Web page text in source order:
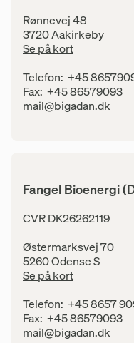
Rønnevej 48
3720 Aakirkeby
Se på kort
Kontaktinfo
Telefon: +45
Fax: +45 86579093
E-mail:
mail@bigadan.dk
Fangel Bioenergi
Adresse
CVR DK26262119
Østermarksvej 70
5260 Odense S
Se på kort
Kontaktinfo
Telefon: +45 8657
Fax: +45 86579093
E-mail:
mail@bigadan.dk